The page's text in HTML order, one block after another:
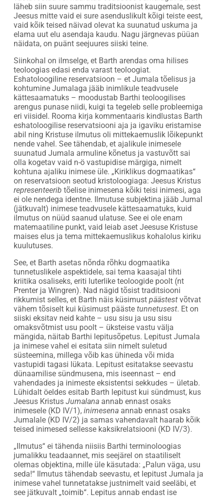
läheb siin suure sammu traditsioonist kaugemale, sest
Jeesus mitte vaid ei sure asenduslikult kõigi teiste eest,
vaid kõik teised näivad olevat ka suunatud uskuma ja
elama uut elu asendaja kaudu. Nagu järgnevas püüan
näidata, on puänt seejuures siiski teine.
Siinkohal on ilmselge, et Barth arendas oma hilises
teoloogias edasi enda varast teoloogiat.
Eshatoloogiline reservatsioon – et Jumala tõelisus ja
kohtumine Jumalaga jääb inimlikule teadvusele
kättesaamatuks – moodustab Barthi teoloogilises
arengus punase niidi, kuigi ta tegeleb selle probleemiga
eri viisidel. Rooma kirja kommentaaris kindlustas Barth
eshatoloogilise reservatsiooni aja ja igaviku eristamise
abil ning Kristuse ilmutus oli mittekaemuslik lõikepunkt
nende vahel. See tähendab, et ajalikule inimesele
suunatud Jumala armuline kõnetus ja vastuvõtt sai
olla kogetav vaid n-ö vastupidise märgiga, nimelt
kohtuna ajaliku inimese üle. „Kiriklikus dogmaatikas“
on reservatsioon seotud kristoloogiaga: Jeesus Kristus
representeerib tõelise inimesena kõiki teisi inimesi, aga
ei ole nendega identne. Ilmutuse subjektina jääb Jumal
(jätkuvalt) inimese teadvusele kättesaamatuks, kuid
ilmutus on nüüd saanud ulatuse. See ei ole enam
matemaatiline punkt, vaid leiab aset Jeesuse Kristuse
maises elus ja tema mittekaemuslikus kohalolus kiriku
kuulutuses.
See, et Barth asetas nõnda rõhku dogmaatika
tunnetuslikele aspektidele, sai tema kaasajal tihti
kriitika osaliseks, eriti luterlike teoloogide poolt (nt
Prenter ja Wingren). Nad nägid tõsist traditsiooni
rikkumist selles, et Barth näis küsimust päästest võtvat
vähem tõsiselt kui küsimust pääste tunnetusest. Et on
siiski eksitav neid kahte – usu sisu ja usu sisu
omaksvõtmist usu poolt – üksteise vastu välja
mängida, näitab Barthi lepitusõpetus. Lepitust Jumala
ja inimese vahel ei esitata siin nimelt suletud
süsteemina, millega võib kas ühineda või mida
vastupidi tagasi lükata. Lepitust esitatakse seevastu
dünaamilise sündmusena, mis iseennast – end
vahendades ja inimeste eksistentsi sekkudes – ületab.
Lühidalt öeldes esitab Barth lepitust kui sündmust, kus
Jeesus Kristus Jumalana annab ennast osaks
inimesele (KD IV/1), inimesena annab ennast osaks
Jumalale (KD IV/2) ja samas vahendavalt haarab kõik
teised inimesed sellesse kaksikrelatsiooni (KD IV/3).
„Ilmutus“ ei tähenda niisiis Barthi terminoloogias
jumalikku teadaannet, mis seejärel on staatiliselt
olemas objektina, mille üle käsutada: „Palun väga, usu
seda!“ Ilmutus tähendab seevastu, et lepitust Jumala ja
inimese vahel tunnetatakse justnimelt vaid seeläbi, et
see jätkuvalt „toimib“. Lepitus annab endast ise